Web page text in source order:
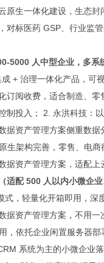
原生一体化建设，生态
对标医药 GSP、行业监
5000 人中型企业，多系
+ 治理一体化产品，可
订阅收费，适合制造、
制投入； 2. 永洪科技：
据资产管理方案侧重数
生架构完善，零售、电
资产管理方案，适配上
适配 500 人以内小微企业
式，轻量化开箱即用，
据资产管理方案，不用
，依托企业闲置服务器
系统为主的小微企业